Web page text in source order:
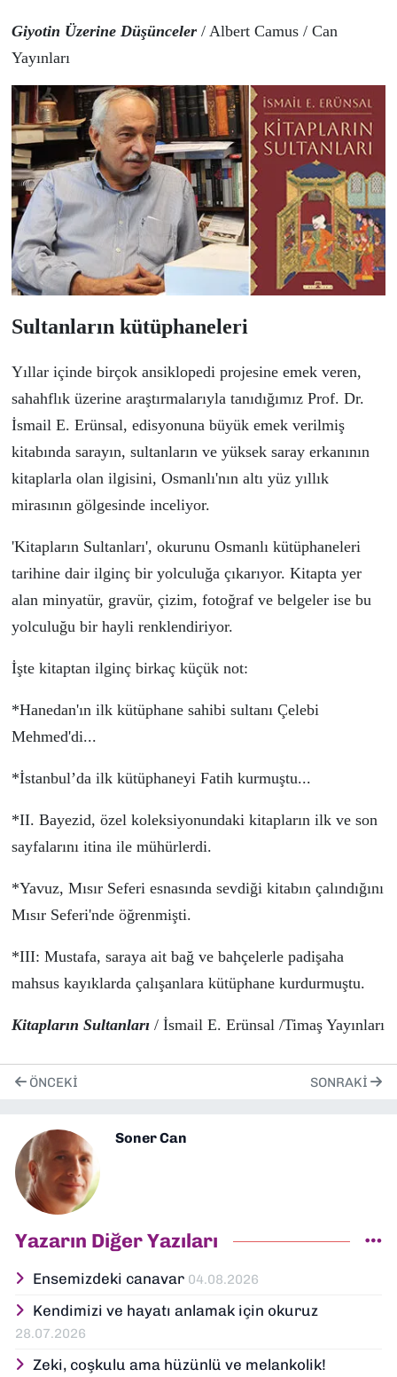
Giyotin Üzerine Düşünceler/ Albert Camus/ Can
Yayınları
Sultanların kütüphaneleri
Yıllar içinde birçok ansiklopedi projesine emek veren,
sahahflık üzerine araştırmalarıyla tanıdığımız Prof. Dr.
İsmail E. Erünsal, edisyonuna büyük emek verilmiş
kitabında sarayın, sultanların ve yüksek saray erkanının
kitaplarla olan ilgisini, Osmanlı'nın altı yüz yıllık
mirasının gölgesinde inceliyor.
'Kitapların Sultanları', okurunu Osmanlı kütüphaneleri
tarihine dair ilginçbir yolculuğa çıkarıyor. Kitapta yer
alan minyatür, gravür, çizim, fotoğraf ve belgeler ise bu
yolculuğu bir hayli renklendiriyor.
İşte kitaptan ilginçbirkaçküçük not:
*Hanedan'ın ilk kütüphane sahibi sultanı Çelebi
Mehmed'di...
*İstanbul’da ilk kütüphaneyi Fatihkurmuştu...
*II. Bayezid, özel koleksiyonundaki kitapların ilk ve son
sayfalarını itina ile mühürlerdi.
*Yavuz, Mısır Seferi esnasında sevdiği kitabın çalındığını
Mısır Seferi'nde öğrenmişti.
*III: Mustafa, saraya ait bağ ve bahçelerle padişaha
mahsus kayıklarda çalışanlara kütüphane kurdurmuştu.
Kitapların Sultanları / İsmail E. Erünsal/Timaş Yayınları
ÖNCEKI SONRAKI
Soner Can
Yazarın Diğer Yazıları
Ensemizdeki canavar 04.08.2026
Kendimizi ve hayatı anlamak için okuruz
28.07.2026
Zeki, coşkulu ama hüzünlü ve melankolik!